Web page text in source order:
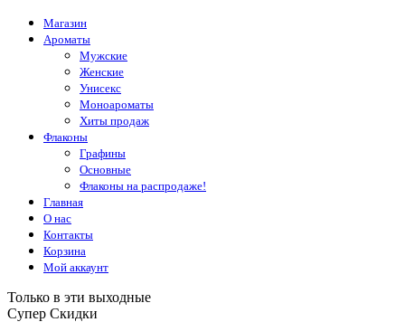
Магазин
Ароматы
Мужские
Женские
Унисекс
Моноароматы
Хиты продаж
Флаконы
Графины
Основные
Флаконы на распродаже!
Главная
О нас
Контакты
Корзина
Мой аккаунт
Только в эти выходные
Супер Скидки